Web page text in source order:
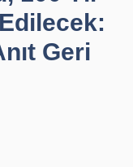
Geri